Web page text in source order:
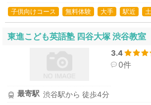
子供向けコース 無料体験 大手 駅近
東進こども英語塾 四谷大塚 渋谷教室
3.4
0件
最寄駅 渋谷駅から 徒歩4分